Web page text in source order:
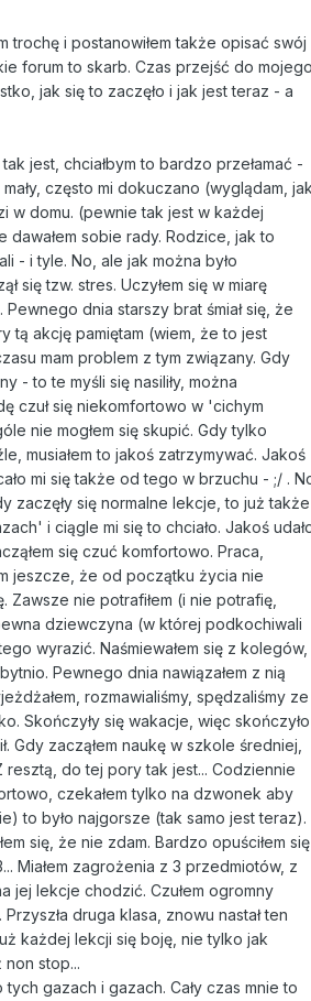
trochę i postanowiłem także opisać swój
forum to skarb. Czas przejść do mojego
jak się to zaczęło i jak jest teraz - a
jest, chciałbym to bardzo przełamać -
często mi dokuczano (wyglądam, jak
w domu. (pewnie tak jest w każdej
sobie rady. Rodzice, jak to
- i tyle. No, ale jak można było
się tzw. stres. Uczyłem się w miarę
dnia starszy brat śmiał się, że
tą akcję pamiętam (wiem, że to jest
mam problem z tym związany. Gdy
- to te myśli się nasiliły, można
czuł się niekomfortowo w 'cichym
nie mogłem się skupić. Gdy tylko
musiałem to jakoś zatrzymywać. Jakoś
mi się także od tego w brzuchu - ;/ .
zaczęły się normalne lekcje, to już także
i ciągle mi się to chciało. Jakoś
się czuć komfortowo. Praca,
jeszcze, że od początku życia nie
Zawsze nie potrafiłem (i nie potrafię,
dziewczyna (w której podkochiwali
wyrazić. Naśmiewałem się z kolegów,
Pewnego dnia nawiązałem z nią
rozmawialiśmy, spędzaliśmy ze
Skończyły się wakacje, więc skończyło
Gdy zacząłem naukę w szkole średniej,
resztą, do tej pory tak jest... Codziennie
czekałem tylko na dzwonek aby
to było najgorsze (tak samo jest teraz).
się, że nie zdam. Bardzo opuściłem się
Miałem zagrożenia z 3 przedmiotów, z
jej lekcje chodzić. Czułem ogromny
druga klasa, znowu nastał ten
każdej lekcji się boję, nie tylko jak
stop...
gazach i gazach. Cały czas mnie to